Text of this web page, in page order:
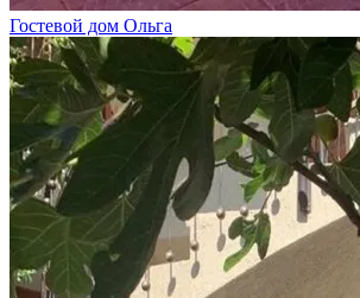
Гостевой дом Ольга